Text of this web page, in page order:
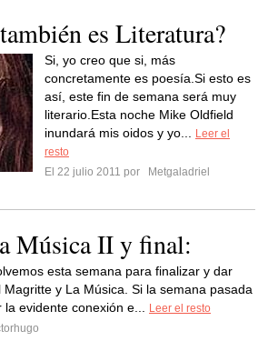
es Literatura?
Si, yo creo que si, más
concretamente es poesía.Si esto es
así, este fin de semana será muy
literario.Esta noche Mike Oldfield
inundará mis oidos y yo...
Leer el
resto
El 22 julio 2011 por
Metgaladriel
Música II y final:
esta semana para finalizar y dar
y La Música. Si la semana pasada
evidente conexión e...
Leer el resto